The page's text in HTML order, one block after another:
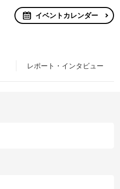
イベントカレンダー
レポート・インタビュー